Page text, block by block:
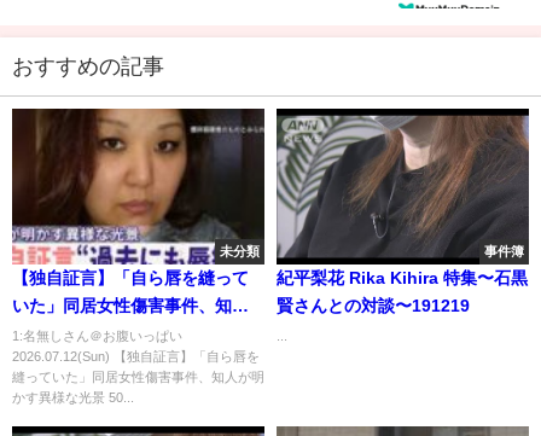
おすすめの記事
未分類
【独自証言】「自ら唇を縫って
いた」同居女性傷害事件、知人
が明かす異様な光景 50歳女は関
与否定【news LOG】
1:名無しさん＠お腹いっぱい
2026.07.12(Sun) 【独自証言】「自ら唇を
縫っていた」同居女性傷害事件、知人が明
かす異様な光景 50...
事件簿
紀平梨花 Rika Kihira 特集〜石黒
賢さんとの対談〜191219